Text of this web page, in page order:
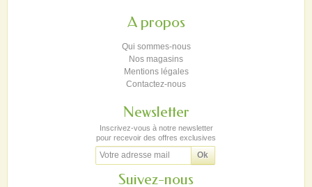
A propos
Qui sommes-nous
Nos magasins
Mentions légales
Contactez-nous
Newsletter
Inscrivez-vous à notre newsletter
pour recevoir des offres exclusives
Suivez-nous